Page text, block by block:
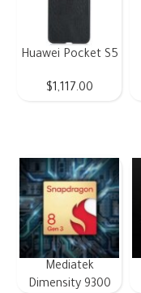
Huawei Pocket S5
$1,117.00
Mediatek
Dimensity 9300